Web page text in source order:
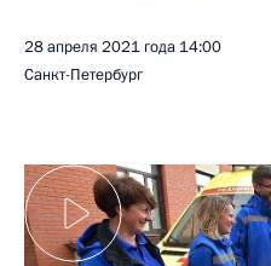
28 апреля 2021 года 14:00
Санкт-Петербург